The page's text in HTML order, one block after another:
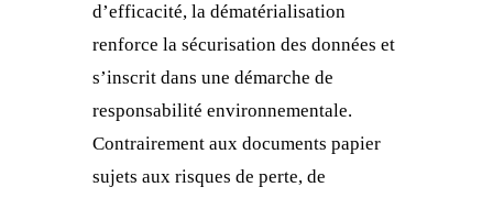
d’efficacité, la dématérialisation
renforce la sécurisation des données et
s’inscrit dans une démarche de
responsabilité environnementale.
Contrairement aux documents papier
sujets aux risques de perte, de